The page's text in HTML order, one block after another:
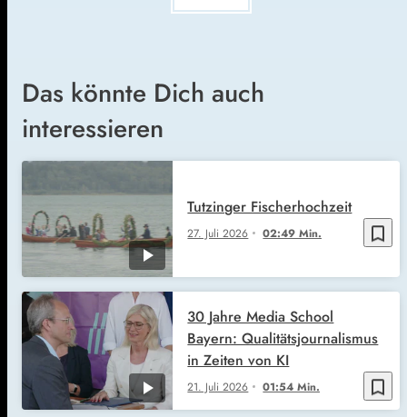
Das könnte Dich auch
interessieren
bookmark_border
27. Juli 2026 02:49 Min.
Tutzinger Fischerhochzeit
bookmark_border
21. Juli 2026 01:54 Min.
30 Jahre Media School
Bayern: Qualitätsjournalismus
in Zeiten von KI